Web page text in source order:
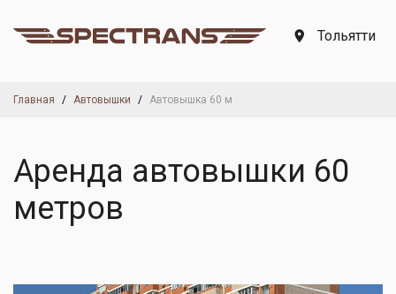
Тольятти
Главная Автовышки Автовышка 60 м
Аренда автовышки 60
метров